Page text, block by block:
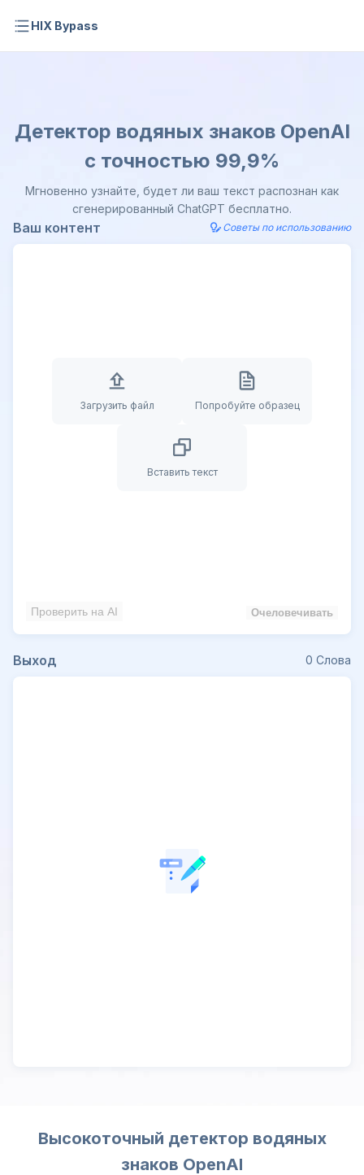
HIX Bypass
Детектор водяных знаков OpenAI
с точностью 99,9%
Мгновенно узнайте, будет ли ваш текст распознан как
сгенерированный ChatGPT бесплатно.
Ваш контент Советы по использованию
Загрузить файл Попробуйте образец
Вставить текст
Проверить на AI Очеловечивать
Выход 0 Слова
Высокоточный детектор водяных
знаков OpenAI